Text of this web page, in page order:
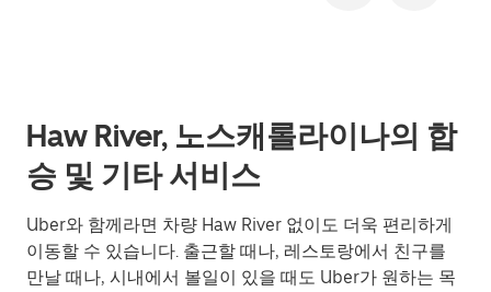
Haw River, 노스캐롤라이나의 합
승 및 기타 서비스
Uber와 함께라면 차량 Haw River 없이도 더욱 편리하게
이동할 수 있습니다. 출근할 때나, 레스토랑에서 친구를
만날 때나, 시내에서 볼일이 있을 때도 Uber가 원하는 목